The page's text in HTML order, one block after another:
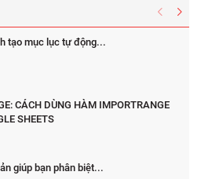
tạo mục lục tự động...
CÁCH DÙNG HÀM IMPORTRANGE
SHEETS
giúp bạn phân biệt...